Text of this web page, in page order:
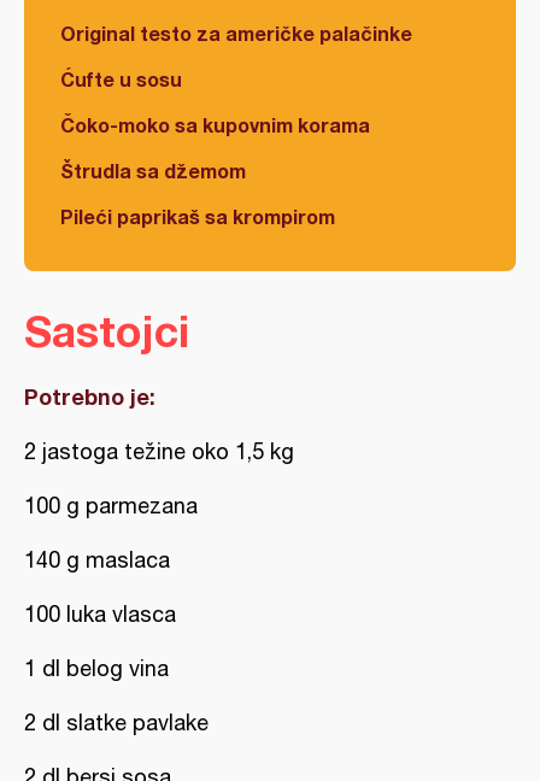
Original testo za američke palačinke
Ćufte u sosu
Čoko-moko sa kupovnim korama
Štrudla sa džemom
Pileći paprikaš sa krompirom
Sastojci
Potrebno je:
2 jastoga težine oko 1,5 kg
100 g parmezana
140 g maslaca
100 luka vlasca
1 dl belog vina
2 dl slatke pavlake